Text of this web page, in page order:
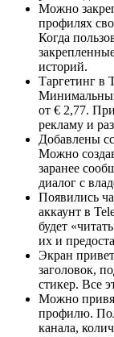
Можно
профилях
Когда
историй.
Таргетинг в
от € 2,77.
рекламу и
Добавлены
Можно
заранее
диалог с
Появились
аккаунт в
будет
их и
Экран
заголовок,
стикер. Все
Можно
профилю.
канала,